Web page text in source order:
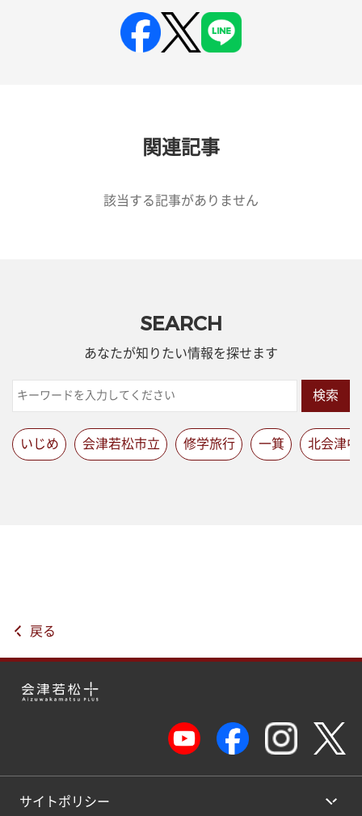
関連記事
該当する記事がありません
SEARCH
あなたが知りたい情報を探せます
検索
いじめ 会津若松市立 修学旅行 一箕 北会津中
戻る
サイトポリシー